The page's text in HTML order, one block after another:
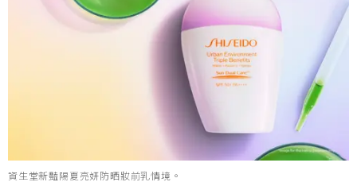
資生堂新豔陽夏亮妍防晒妝前乳情境。